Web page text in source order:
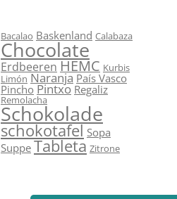
Bacalao Baskenland Calabaza
Chocolate
Erdbeeren HEMC Kurbis
Limón Naranja País Vasco
Pincho Pintxo Regaliz
Remolacha
Schokolade
schokotafel Sopa
Suppe Tableta Zitrone